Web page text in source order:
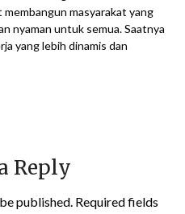
masyarakat yang
nyaman untuk semua. Saatnya
yang lebih dinamis dan
Reply
published. Required fields